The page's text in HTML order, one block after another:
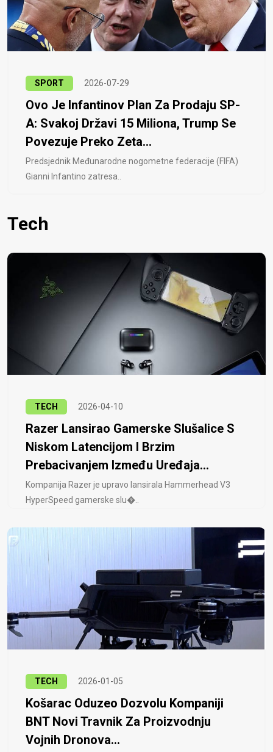
SPORT 2026-07-29
Ovo Je Infantinov Plan Za Prodaju SP-
A: Svakoj Državi 15 Miliona, Trump Se
Povezuje Preko Zeta...
Predsjednik Međunarodne nogometne federacije (FIFA)
Gianni Infantino zatresa..
Tech
TECH 2026-04-10
Razer Lansirao Gamerske Slušalice S
Niskom Latencijom I Brzim
Prebacivanjem Između Uređaja...
Kompanija Razer je upravo lansirala Hammerhead V3
HyperSpeed ​​gamerske slu�..
TECH 2026-01-05
Košarac Oduzeo Dozvolu Kompaniji
BNT Novi Travnik Za Proizvodnju
Vojnih Dronova...